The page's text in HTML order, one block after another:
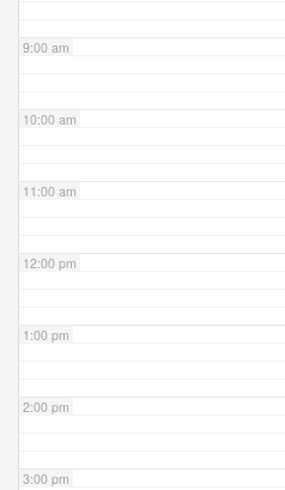
9:00 am
10:00 am
11:00 am
12:00 pm
1:00 pm
2:00 pm
3:00 pm